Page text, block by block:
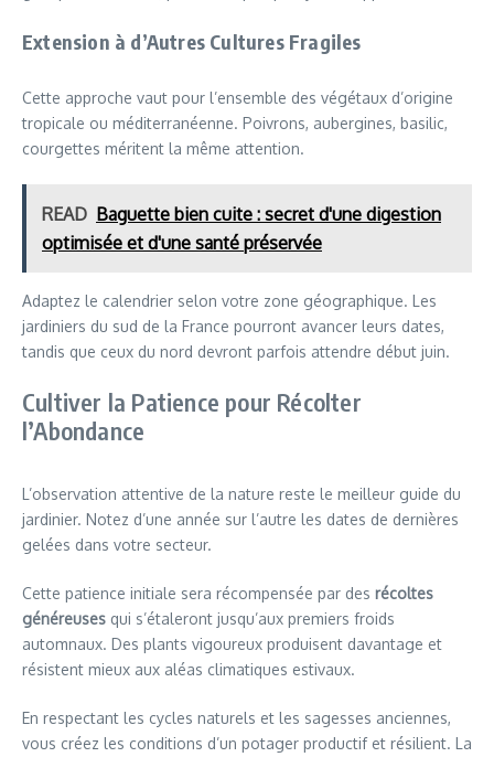
Extension à d’Autres Cultures Fragiles
Cette approche vaut pour l’ensemble des végétaux d’origine
tropicale ou méditerranéenne. Poivrons, aubergines, basilic,
courgettes méritent la même attention.
READ Baguette bien cuite : secret d'une digestion
optimisée et d'une santé préservée
Adaptez le calendrier selon votre zone géographique. Les
jardiniers du sud de la France pourront avancer leurs dates,
tandis que ceux du nord devront parfois attendre début juin.
Cultiver la Patience pour Récolter
l’Abondance
L’observation attentive de la nature reste le meilleur guide du
jardinier. Notez d’une année sur l’autre les dates de dernières
gelées dans votre secteur.
Cette patience initiale sera récompensée par des récoltes
généreuses qui s’étaleront jusqu’aux premiers froids
automnaux. Des plants vigoureux produisent davantage et
résistent mieux aux aléas climatiques estivaux.
En respectant les cycles naturels et les sagesses anciennes,
vous créez les conditions d’un potager productif et résilient. La